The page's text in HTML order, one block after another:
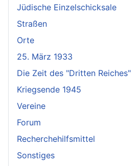
Jüdische Einzelschicksale
Straßen
Orte
25. März 1933
Die Zeit des "Dritten Reiches"
Kriegsende 1945
Vereine
Forum
Recherchehilfsmittel
Sonstiges